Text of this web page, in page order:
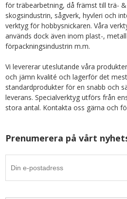
för träbearbetning, då främst till trä- &
skogsindustrin, sågverk, hyvleri och
verktyg för hobbysnickaren. Våra
används dock även inom plast-,
förpackningsindustrin m.m.
Vi levererar uteslutande våra
och jämn kvalité och lagerför det
standardprodukter för en snabb och
leverans. Specialverktyg utförs från
stora antal. Kontakta oss gärna och
Prenumerera på vårt